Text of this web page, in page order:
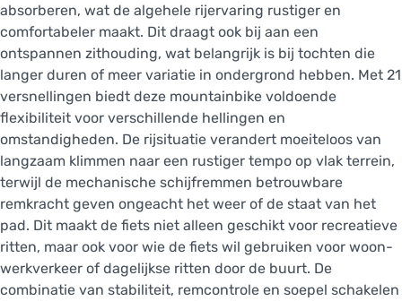
absorberen, wat de algehele rijervaring rustiger en
comfortabeler maakt. Dit draagt ook bij aan een
ontspannen zithouding, wat belangrijk is bij tochten die
langer duren of meer variatie in ondergrond hebben. Met 21
versnellingen biedt deze mountainbike voldoende
flexibiliteit voor verschillende hellingen en
omstandigheden. De rijsituatie verandert moeiteloos van
langzaam klimmen naar een rustiger tempo op vlak terrein,
terwijl de mechanische schijfremmen betrouwbare
remkracht geven ongeacht het weer of de staat van het
pad. Dit maakt de fiets niet alleen geschikt voor recreatieve
ritten, maar ook voor wie de fiets wil gebruiken voor woon-
werkverkeer of dagelijkse ritten door de buurt. De
combinatie van stabiliteit, remcontrole en soepel schakelen